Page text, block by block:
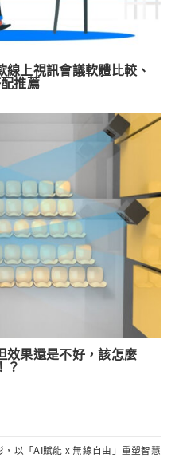
上視訊會議軟體比較、
推薦
效果還是不好，該怎麼
？
以「AI賦能 x 無線自由」重塑智慧